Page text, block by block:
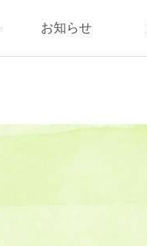
お知らせ